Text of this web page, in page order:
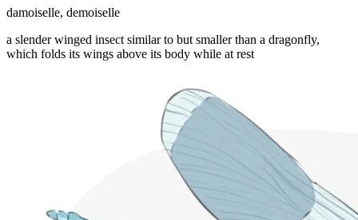
damoiselle, demoiselle
a slender winged insect similar to but smaller than a dragonfly,
which folds its wings above its body while at rest